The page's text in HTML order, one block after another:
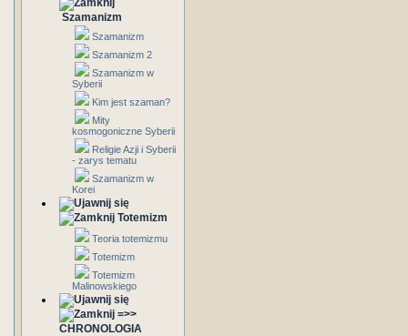
Szamanizm
Szamanizm
Szamanizm 2
Szamanizm w
Syberii
Kim jest szaman?
Mity
kosmogoniczne Syberii
Religie Azji i Syberii
- zarys tematu
Szamanizm w
Korei
Totemizm
Teoria totemizmu
Totemizm
Totemizm
Malinowskiego
=>>
CHRONOLOGIA